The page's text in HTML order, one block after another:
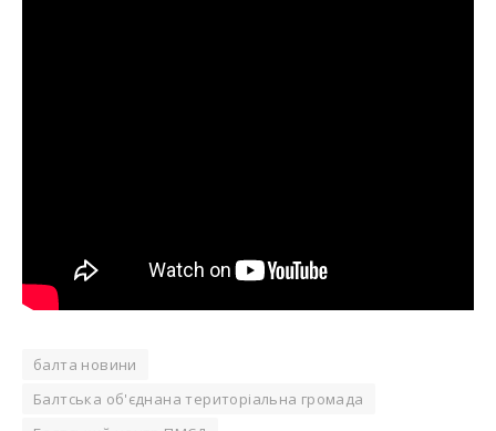
балта новини
Балтська об'єднана територіальна громада